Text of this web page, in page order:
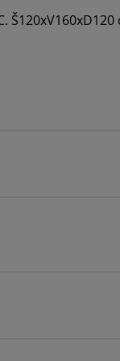
Š120xV160xD120